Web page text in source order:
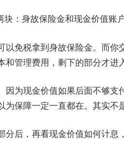
： 身故保险金和现金价值账
以免税拿到身故保险金。而
和管理费用，剩下的部分才进
因为现金价值如果后面不够支
为保障一定一直都在。其实不
分后，再看现金价值如何计息